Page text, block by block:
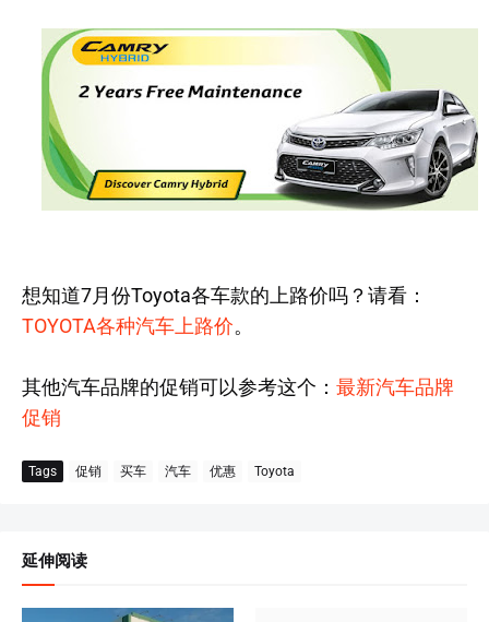
想知道7月份Toyota各车款的上路价吗？请看：
TOYOTA各种汽车上路价。
其他汽车品牌的促销可以参考这个： 最新汽车品牌
促销
Tags 促销 买车 汽车 优惠 Toyota
延伸阅读